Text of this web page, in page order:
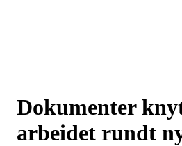
Dokumenter
arbeidet rundt